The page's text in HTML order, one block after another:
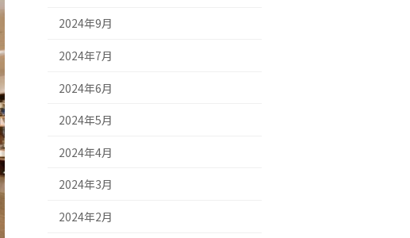
2024年9月
2024年7月
2024年6月
2024年5月
2024年4月
2024年3月
2024年2月